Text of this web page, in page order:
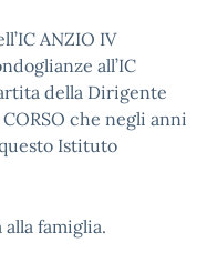
ANZIO IV
all’IC
della Dirigente
che negli anni
Istituto
famiglia.